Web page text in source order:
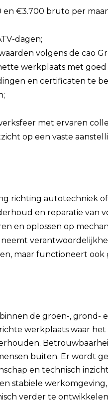
en €3.700 bruto per
dagen;
volgens de cao
werkplaats met
en certificaten te
met ervaren
op een vaste
richting autotechniek
en reparatie van
en oplossen op
maar functioneert ook
de groen-, grond-
werkplaats waar
buiten. Er wordt
en technisch
stabiele
verder te